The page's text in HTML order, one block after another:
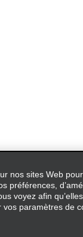
nos sites Web
préférences,
voyez afin
paramètres de